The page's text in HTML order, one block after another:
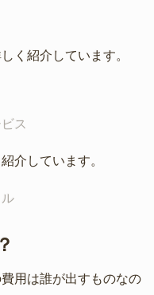
く紹介しています。
ス
介しています。
用は誰が出すものなの